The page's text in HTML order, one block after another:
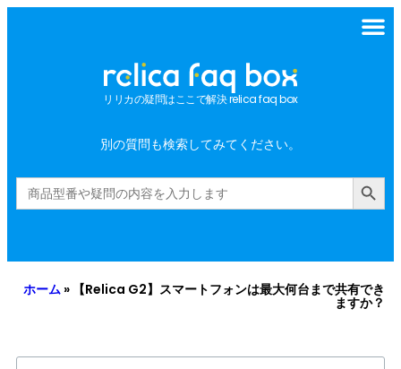
リリカの疑問はここで解決 relica faq box
別の質問も検索してみてください。
Search
for:
Search Button
ホーム » 【relica G2】スマートフォンは最大何台まで共有でき
ますか？